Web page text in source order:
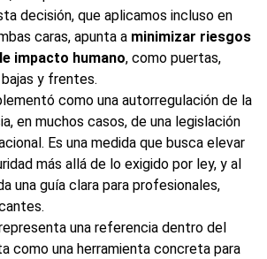
decisión, que aplicamos incluso en
caras, apunta a minimizar riesgos
impacto humano, como puertas,
y frentes.
como una autorregulación de la
en muchos casos, de una legislación
Es una medida que busca elevar
más allá de lo exigido por ley, y al
una guía clara para profesionales,
una referencia dentro del
como una herramienta concreta para